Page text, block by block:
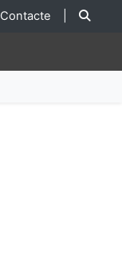
Contacte